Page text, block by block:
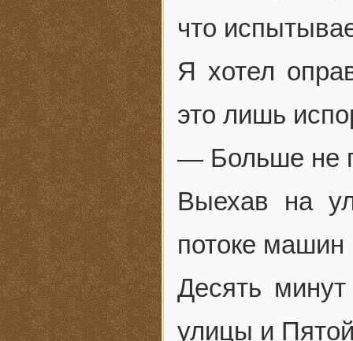
что
Я хотел
это лишь
— Больше не
Выехав на
потоке машин
Десять
улицы и